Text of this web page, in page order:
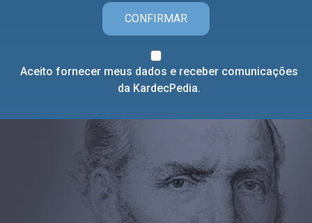
CONFIRMAR
Aceito fornecer meus dados e receber comunicações
da KardecPedia.